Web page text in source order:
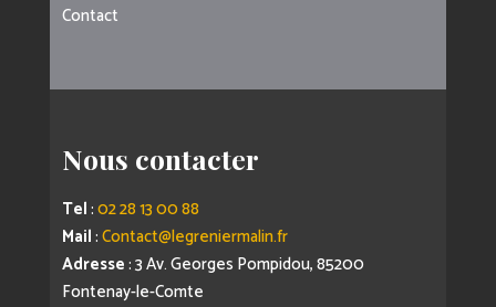
Contact
Nous contacter
Tel:02 28 13 00 88
Mail:Contact@legreniermalin.fr
Adresse: 3 Av. Georges Pompidou, 85200
Fontenay-le-Comte